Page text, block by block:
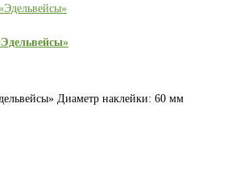
Диаметр наклейки: 60 мм